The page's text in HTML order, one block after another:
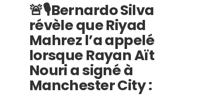
🚨🎙️Bernardo Silva
révèle que Riyad
Mahrez l’a appelé
lorsque Rayan Aït
Nouri a signé à
Manchester City :